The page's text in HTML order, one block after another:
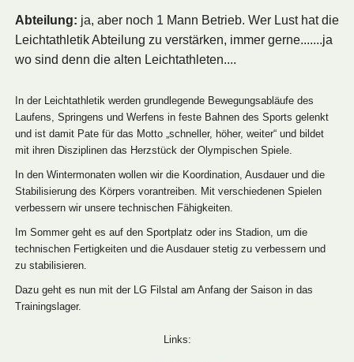
Abteilung: ja, aber noch 1 Mann Betrieb. Wer Lust hat die
Leichtathletik Abteilung zu verstärken, immer gerne.......ja
wo sind denn die alten Leichtathleten....
In der Leichtathletik werden grundlegende Bewegungsabläufe des
Laufens, Springens und Werfens in feste Bahnen des Sports gelenkt
und ist damit Pate für das Motto „schneller, höher, weiter“ und bildet
mit ihren Disziplinen das Herzstück der Olympischen Spiele.
In den Wintermonaten wollen wir die Koordination, Ausdauer und die
Stabilisierung des Körpers vorantreiben. Mit verschiedenen Spielen
verbessern wir unsere technischen Fähigkeiten.
Im Sommer geht es auf den Sportplatz oder ins Stadion, um die
technischen Fertigkeiten und die Ausdauer stetig zu verbessern und
zu stabilisieren.
Dazu geht es nun mit der LG Filstal am Anfang der Saison in das
Trainingslager.
Links: